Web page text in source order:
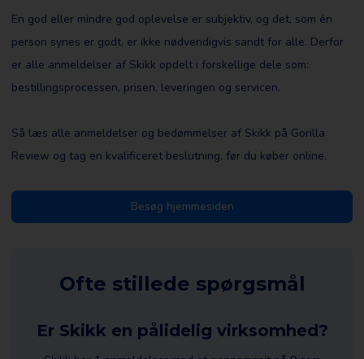
En god eller mindre god oplevelse er subjektiv, og det, som én
person synes er godt, er ikke nødvendigvis sandt for alle. Derfor
er alle anmeldelser af Skikk opdelt i forskellige dele som:
bestillingsprocessen, prisen, leveringen og servicen.
Så læs alle anmeldelser og bedømmelser af Skikk på Gorilla
Review og tag en kvalificeret beslutning, før du køber online.
Besøg hjemmesiden
Ofte stillede spørgsmål
Er Skikk en pålidelig virksomhed?